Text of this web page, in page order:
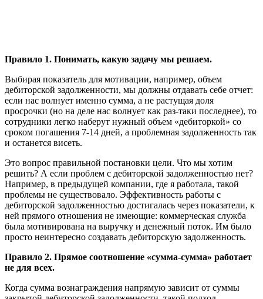
Правило 1. Понимать, какую задачу мы решаем.
Выбирая показатель для мотивации, например, объем
дебиторской задолженности, мы должны отдавать себе отчет:
если нас волнует именно сумма, а не растущая доля
просрочки (но на деле нас волнует как раз-таки последнее), то
сотрудники легко наберут нужный объем «дебиторкой» со
сроком погашения 7-14 дней, а проблемная задолженность так
и останется висеть.
Это вопрос правильной постановки цели. Что мы хотим
решить? А если проблем с дебиторской задолженностью нет?
Например, в предыдущей компании, где я работала, такой
проблемы не существовало. Эффективность работы с
дебиторской задолженностью достигалась через показатели, к
ней прямого отношения не имеющие: коммерческая служба
была мотивирована на выручку и денежный поток. Им было
просто неинтересно создавать дебиторскую задолженность.
Правило 2. Прямое соотношение «сумма-сумма» работает
не для всех.
Когда сумма вознаграждения напрямую зависит от суммы